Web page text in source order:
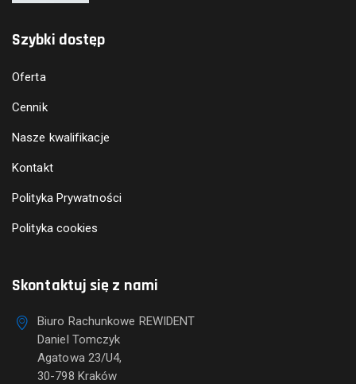
Szybki dostęp
Oferta
Cennik
Nasze kwalifikacje
Kontakt
Polityka Prywatności
Polityka cookies
Skontaktuj się z nami
Biuro Rachunkowe REWIDENT
Daniel Tomczyk
Agatowa 23/U4,
30-798 Kraków